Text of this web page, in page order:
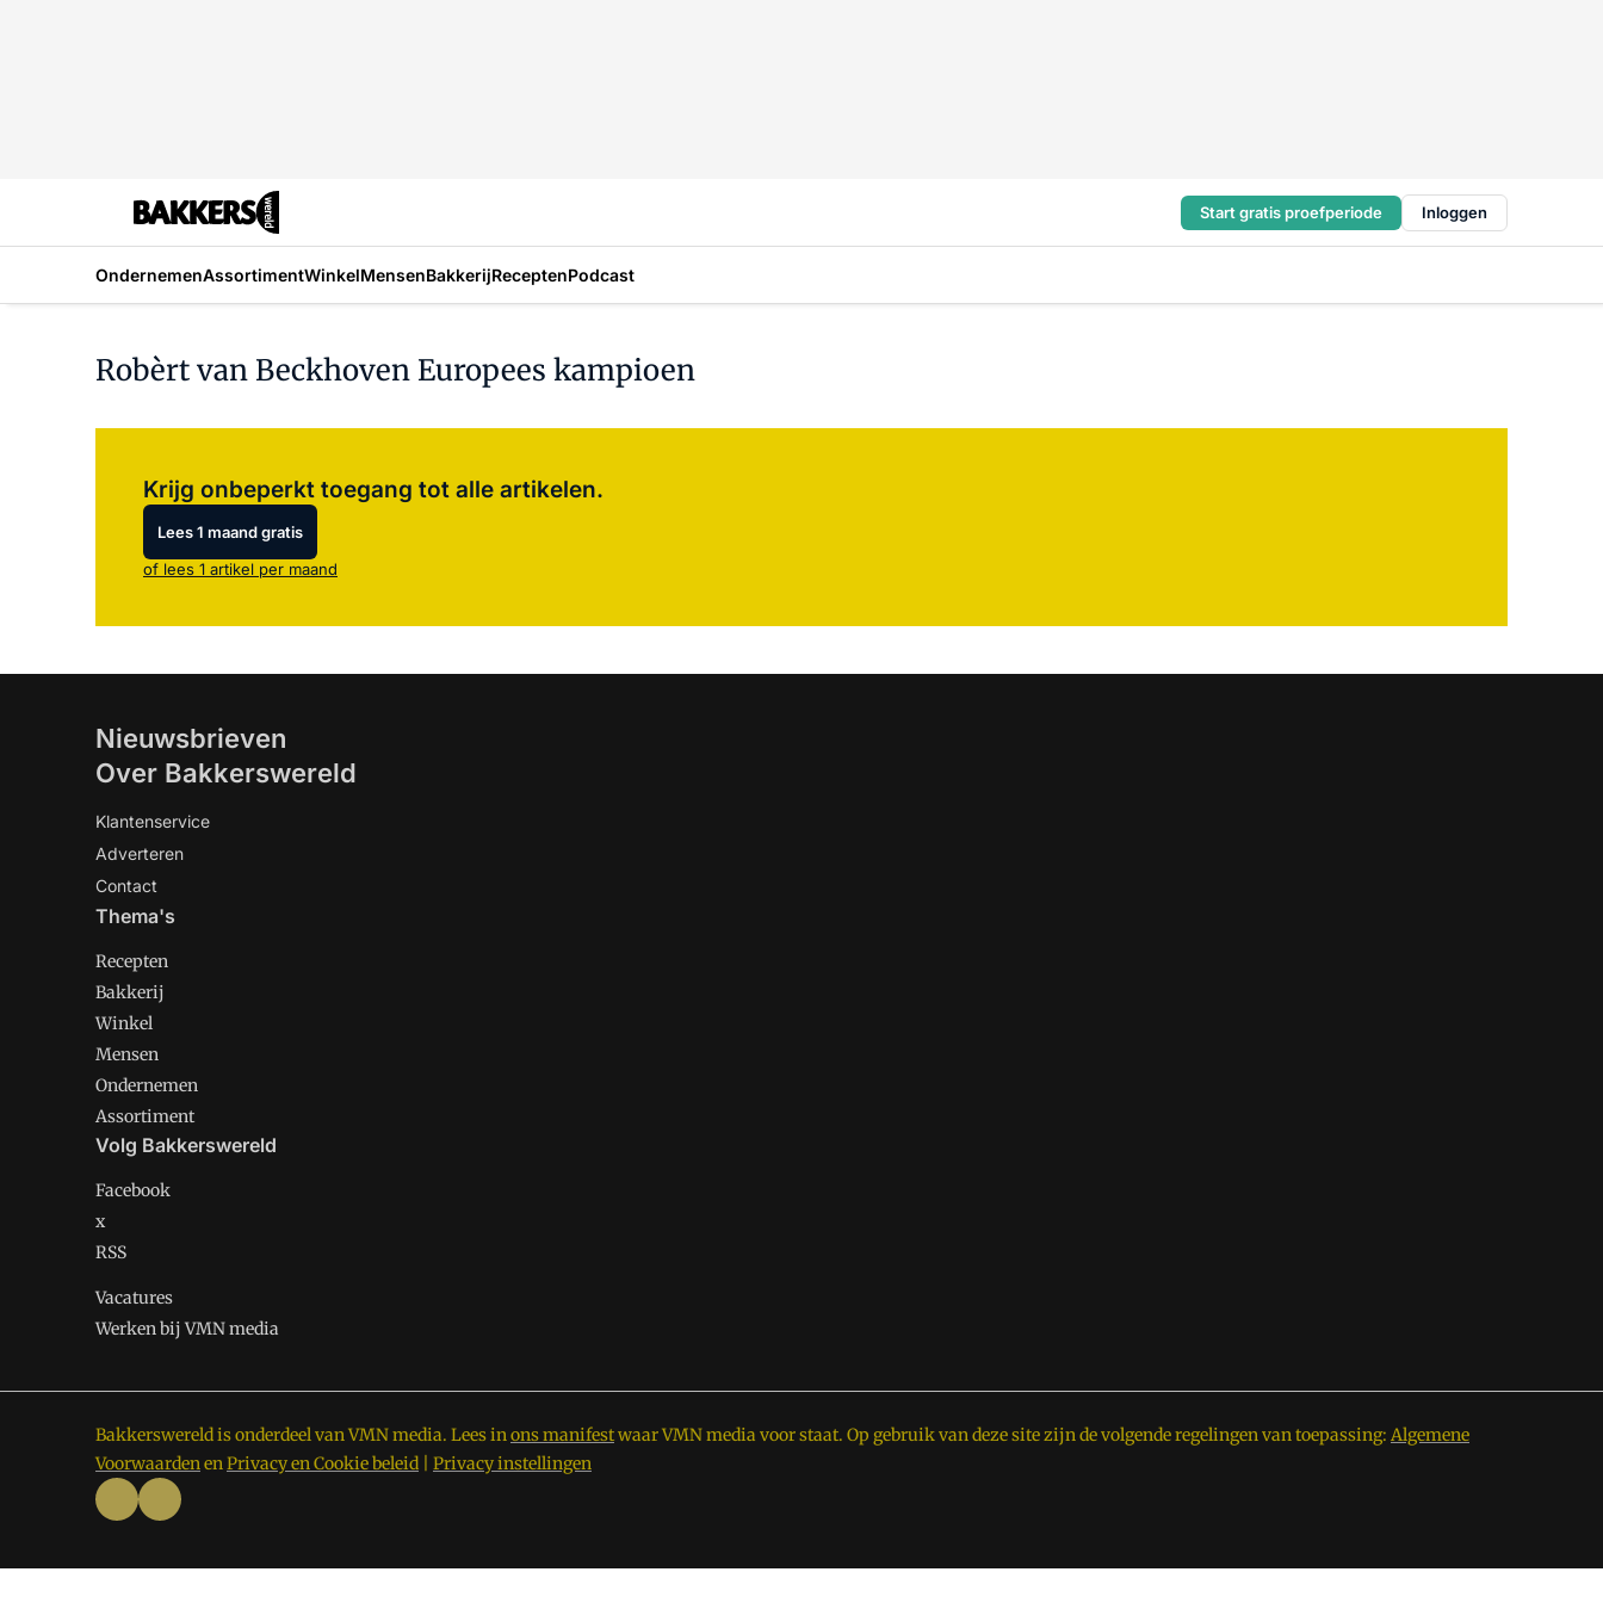
Start gratis proefperiode Inloggen
OndernemenAssortimentWinkelMensenBakkerijReceptenPodcast
Robèrt van Beckhoven Europees kampioen
Krijg onbeperkt toegang tot alle artikelen.
Lees 1 maand gratis
of lees 1 artikel per maand
Nieuwsbrieven
Over Bakkerswereld
Klantenservice
Adverteren
Contact
Thema's
Recepten
Bakkerij
Winkel
Mensen
Ondernemen
Assortiment
Volg Bakkerswereld
Facebook
x
RSS
Vacatures
Werken bij VMN media
Bakkerswereld is onderdeel van VMN media. Lees inons manifestwaar VMN media voor staat. Op gebruik van deze site zijn de volgende regelingen van toepassing: Algemene
VoorwaardenenPrivacy en Cookie beleid Privacy instellingen